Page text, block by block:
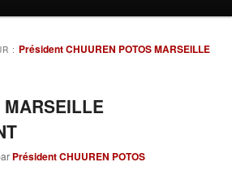
: Président CHUUREN POTOS MARSEILLE
Président CHUUREN POTOS